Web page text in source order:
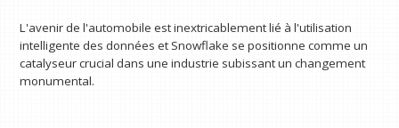
L'avenir de l'automobile est inextricablement lié à l'utilisation
intelligente des données et Snowflake se positionne comme un
catalyseur crucial dans une industrie subissant un changement
monumental.